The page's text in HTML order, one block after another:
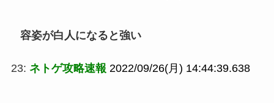
容姿が白人になると強い
23: ネトゲ攻略速報 2022/09/26(月) 14:44:39.638